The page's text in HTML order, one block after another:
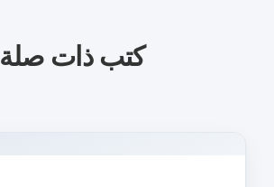
كتب ذات صلة